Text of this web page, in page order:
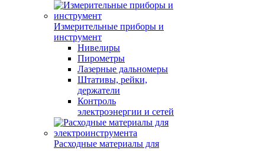
Измерительные приборы и
инструмент
Нивелиры
Пирометры
Лазерные дальномеры
Штативы, рейки,
держатели
Контроль
электроэнергии и сетей
Расходные материалы для